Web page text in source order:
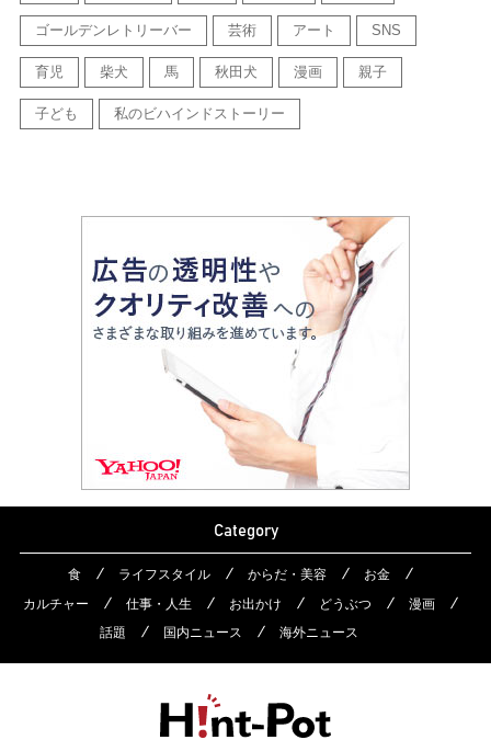
ゴールデンレトリーバー 芸術 アート SNS
育児 柴犬 馬 秋田犬 漫画 親子
子ども 私のビハインドストーリー
Category
食 ライフスタイル からだ・美容
お金
カルチャー
仕事・人生 お出かけ どうぶつ
漫画
話題
国内ニュース 海外ニュース